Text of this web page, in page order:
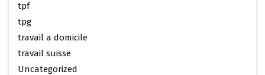
tpf
tpg
travail a domicile
travail suisse
Uncategorized